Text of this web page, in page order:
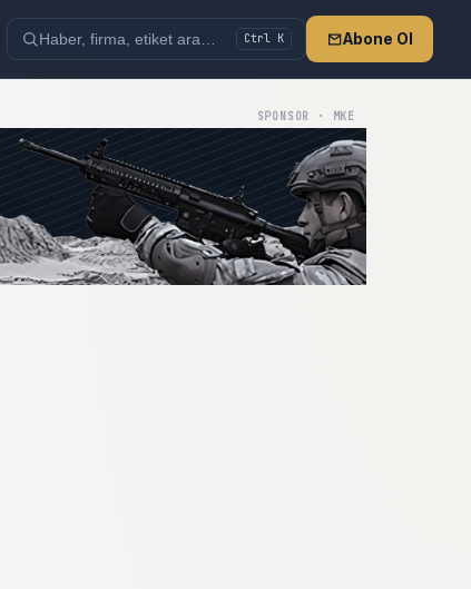
Ctrl K Abone Ol
SPONSOR · MKE